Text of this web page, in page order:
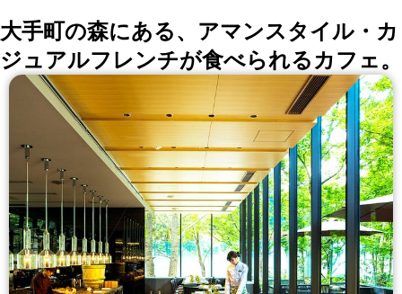
大手町の森にある、アマンスタイル・カ
ジュアルフレンチが食べられるカフェ。